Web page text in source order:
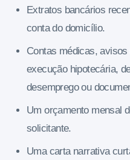
Extratos bancários
conta do domicílio.
Contas médicas,
execução hipotecária,
desemprego ou
Um orçamento mensal
solicitante.
Uma carta narrativa